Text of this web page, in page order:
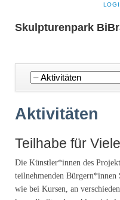
Skulpturenpark
Navigation
überspringen
Aktivitäten
Teilhabe für Viele
Die Künstler*innen des
teilnehmenden
wie bei Kursen, an